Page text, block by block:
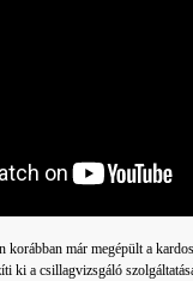
korábban már megépült a
ki a csillagvizsgáló